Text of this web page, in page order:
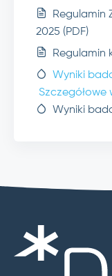
Regulamin
2025 (PDF)
Regulamin
Wyniki
Wyniki